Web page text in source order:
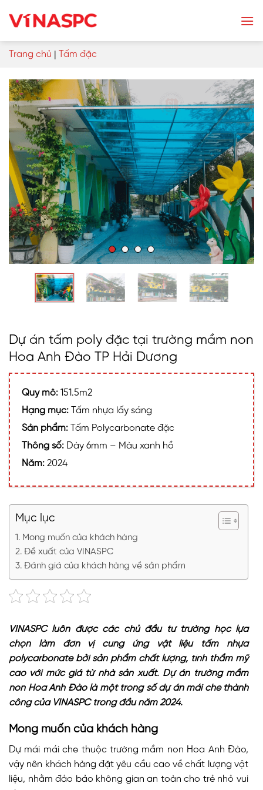
Trang chủ | Tấm đặc
Dự án tấm poly đặc tại trường mầm non
Hoa Anh Đào TP Hải Dương
Quy mô: 151.5m2
Hạng mục: Tấm nhựa lấy sáng
Sản phẩm: Tấm Polycarbonate đặc
Thông số: Dày 6mm – Màu xanh hồ
Năm: 2024
Mục lục
Mong muốn của khách hàng
Đề xuất của VINASPC
Đánh giá của khách hàng về sản phẩm
VINASPC luôn được các chủ đầu tư trường học lựa
chọn làm đơn vị cung ứng vật liệu tấm nhựa
polycarbonate bởi sản phẩm chất lượng, tính thẩm mỹ
cao với mức giá từ nhà sản xuất. Dự án trường mầm
non Hoa Anh Đào là một trong số dự án mái che thành
công của VINASPC trong đầu năm 2024.
Mong muốn của khách hàng
Dự mái mái che thuộc trường mầm non Hoa Anh Đào,
vậy nên khách hàng đặt yêu cầu cao về chất lượng vật
liệu, nhằm đảo bảo không gian an toàn cho trẻ nhỏ vui